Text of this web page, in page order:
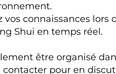
connaissances lors
Shui en temps réel.
être organisé
pour en